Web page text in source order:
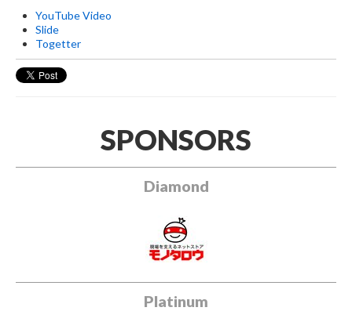
YouTube Video
Slide
Togetter
SPONSORS
Diamond
Platinum